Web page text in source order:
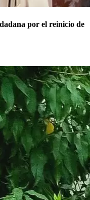
por el reinicio de